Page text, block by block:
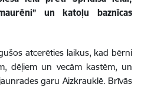
un katoļu baznīcas
atcerēties laikus, kad bērni
dēļiem un vecām kastēm, un
garu Aizkrauklē. Brīvās